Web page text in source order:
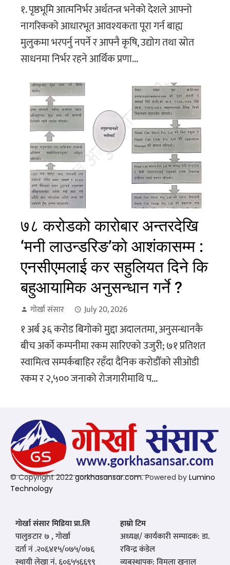
१. पृष्ठभूमि आत्मनिर्भर अर्थतन्त्र भनेको देशले आफ्नो
नागरिकको आधारभूत आवश्यकता पूरा गर्न बाह्य
मुलुकमा भरपर्नु नपर्ने र आफ्नै कृषि, उद्योग तथा स्रोत
साधनमा निर्भर रहने आर्थिक प्रणा...
७८ करोडको कारोबार अन्तरदेखि
‘मनी लाउन्डरिङ’को आशंकासम्म :
एनसीएमलाई कर सहुलियत दिने कि
बहुआयामिक अनुसन्धान गर्ने ?
गोर्खा संसार July 20, 2026
१ अर्ब ३६ करोड बिगोको मुद्दा अदालतमा, अनुसन्धानकै
बीच अर्को कम्पनीमा रकम सारिएको उजुरी; ७१ प्रतिशत
स्वामित्व सम्पर्कबाहिर रहँदा दैनिक करोडौँको सीओडी
रकम र २,५०० जनाको रोजगारीमाथि प...
© Copyright 2022gorkhasansar.com. Powered by Lumino
Technology
गोर्खा संसार मिडिया प्रा.लि
पालुङटार ७ , गोर्खा
दर्ता नं .२०६४१५/०७५/०७६
स्थायी लेखा नं. ६०६५५६६९९
हाम्रो टिम
अध्यक्ष/ कार्यकारी सम्पादक: डा.
रविन्द्र कंडेल
व्यबस्थापक: विमला खनाल